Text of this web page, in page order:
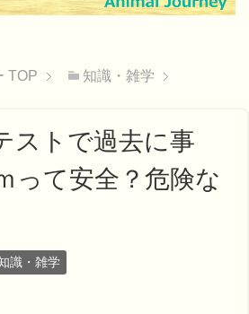
TOP 知識・雑学
ストで過去に事
って安全？危険な
識・雑学